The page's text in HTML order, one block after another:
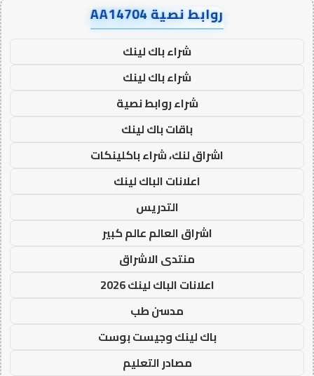
روابط نصية AA14704
شراء باك لينك
شراء باك لينك
شراء روابط نصية
باقات باك لينك
اشراق لنك، شراء باكلينكات
اعلانات الباك لينك
التدريس
اشراق العالم عالم كبير
منتدى الاشراق
اعلانات الباك لينك 2026
مدسن طب
باك لينك وجيست بوست
مصادر التعليم